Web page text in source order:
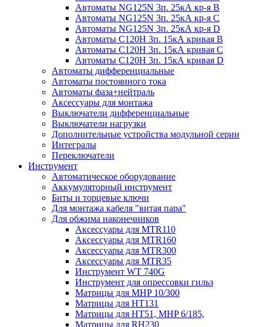
Автоматы NG125N 3п. 25кА кр-я B
Автоматы NG125N 3п. 25кА кр-я C
Автоматы NG125N 3п. 25кА кр-я D
Автоматы С120Н 3п. 15кА кривая B
Автоматы С120Н 3п. 15кА кривая C
Автоматы С120Н 3п. 15кА кривая D
Автоматы дифференциальные
Автоматы постоянного тока
Автоматы фаза+нейтраль
Аксессуары для монтажа
Выключатели дифференциальные
Выключатели нагрузки
Дополнительные устройства модульной серии
Интегралы
Переключатели
Инструмент
Автоматическое оборудование
Аккумуляторный инструмент
Биты и торцевые ключи
Для монтажа кабеля "витая пара"
Для обжима наконечников
Аксессуары для MTR110
Аксессуары для MTR160
Аксессуары для MTR300
Аксессуары для MTR35
Инструмент WT 740G
Инструмент для опрессовки гильз
Матрицы для MHP 10/300
Матрицы для НТ131
Матрицы для НТ51, MHP 6/185,
Матрицы для RH230